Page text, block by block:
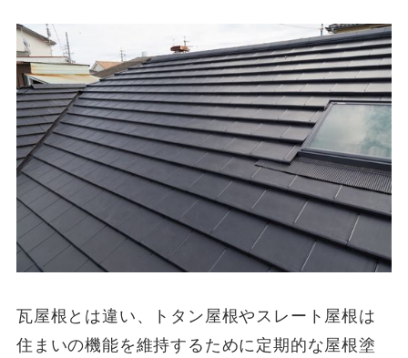
瓦屋根とは違い、トタン屋根やスレート屋根は
住まいの機能を維持するために定期的な屋根塗